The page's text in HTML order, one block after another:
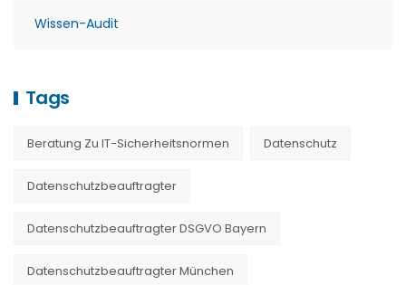
Wissen-Audit
Tags
Beratung Zu IT-Sicherheitsnormen Datenschutz
Datenschutzbeauftragter
Datenschutzbeauftragter DSGVO Bayern
Datenschutzbeauftragter München